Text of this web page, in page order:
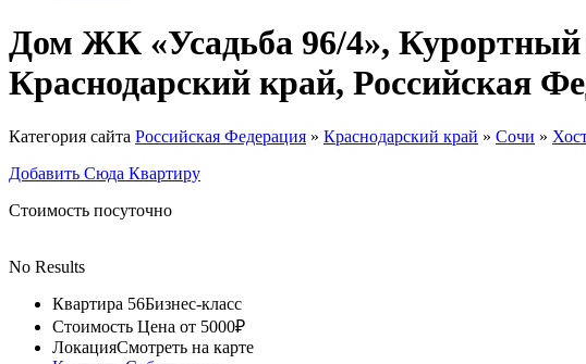
Дом ЖК «Усадьба 96/4»,
Краснодарский край, Российская
Категория сайта Российская Федерация » Краснодарский край » Сочи »
Добавить Сюда Квартиру
Стоимость посуточно
No Results
Квартира 56Бизнес-класс
Стоимость Цена от 5000₽
ЛокацияСмотреть на карте